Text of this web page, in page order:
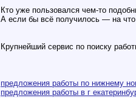
Кто уже пользовался чем-то
А если бы всё получилось — на
Крупнейший сервис по поиску
предложения работы по нижнему
предложения работы в г